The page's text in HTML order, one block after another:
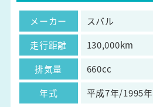
メーカー
スバル
走行距離
130,000km
排気量
660cc
年式
平成7年/1995年